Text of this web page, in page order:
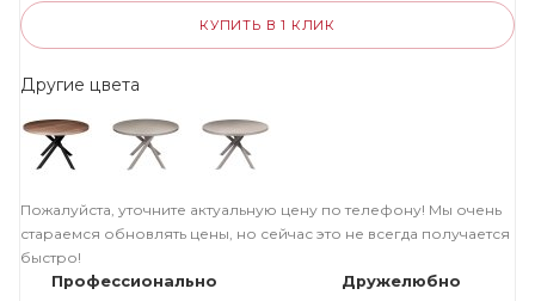
КУПИТЬ В 1 КЛИК
Другие цвета
Пожалуйста, уточните актуальную цену по телефону! Мы очень
стараемся обновлять цены, но сейчас это не всегда получается
быстро!
Профессионально
Дружелюбно